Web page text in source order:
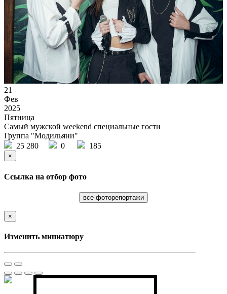
21
Фев
2025
Пятница
Самый мужской weekend специальные гости
Группа "Модильяни"
25 280
0 185
×
Ссылка на отбор фото
все фоторепортажи
×
Изменить миниатюру